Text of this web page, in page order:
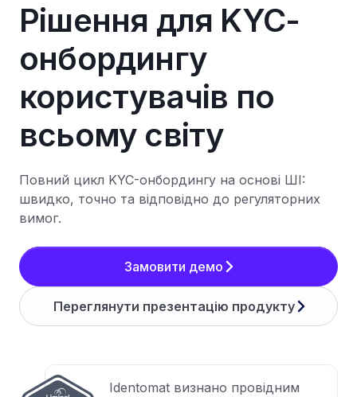
Рішення для KYC-
онбордингу
користувачів по
всьому світу
Повний цикл KYC-онбордингу на основі ШI:
швидко, точно та відповідно до регуляторних
вимог.
Замовити демо
Переглянути презентацію продукту
Identomat визнано провідним